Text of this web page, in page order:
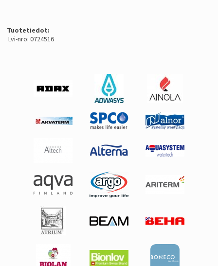
Tuotetiedot:
Lvi-nro: 0724516